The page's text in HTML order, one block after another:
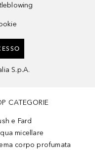
S.p.A.
CATEGORIE
e Fard
micellare
corpo profumata